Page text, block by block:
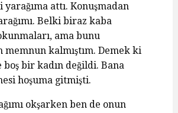
attı. Konuşmadan
Belki biraz kaba
ama bunu
memnun kalmıştım. Demek ki
bir kadın değildi. Bana
hoşuma gitmişti.
okşarken ben de onun